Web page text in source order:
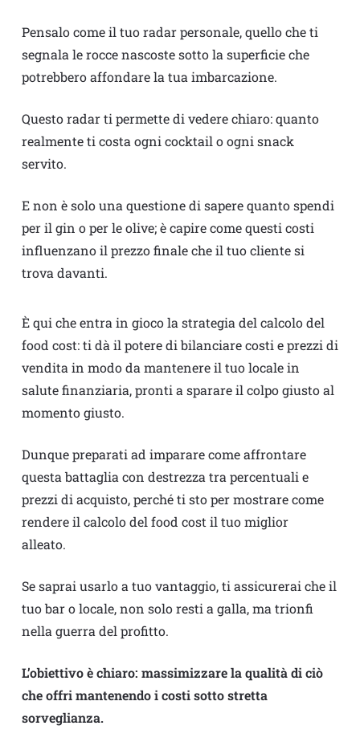
Pensalo come il tuo radar personale, quello che ti
segnala le rocce nascoste sotto la superficie che
potrebbero affondare la tua imbarcazione.
Questo radar ti permette di vedere chiaro: quanto
realmente ti costa ogni cocktail o ogni snack
servito.
E non è solo una questione di sapere quanto spendi
per il gin o per le olive; è capire come questi costi
influenzano il prezzo finale che il tuo cliente si
trova davanti.
È qui che entra in gioco la strategia del calcolo del
food cost: ti dà il potere di bilanciare costi e prezzi di
vendita in modo da mantenere il tuo locale in
salute finanziaria, pronti a sparare il colpo giusto al
momento giusto.
Dunque preparati ad imparare come affrontare
questa battaglia con destrezza tra percentuali e
prezzi di acquisto, perché ti sto per mostrare come
rendere il calcolo del food cost il tuo miglior
alleato.
Se saprai usarlo a tuo vantaggio, ti assicurerai che il
tuo bar o locale, non solo resti a galla, ma trionfi
nella guerra del profitto.
L’obiettivo è chiaro: massimizzare la qualità di ciò
che offri mantenendo i costi sotto stretta
sorveglianza.